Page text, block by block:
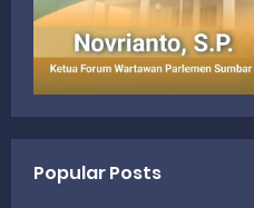
Popular Posts